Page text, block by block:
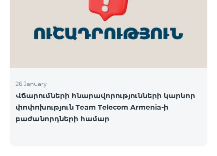
վճարահաշվարկային ընկերությունների կողմից
Team Telecom Armenia-ին առաջարկված
պայմանները ենթադրում էին ծառայությունների
26 January
Վճարումների հնարավորությունների կարևոր
փոփոխություն Team Telecom Armenia-ի
բաժանորդների համար